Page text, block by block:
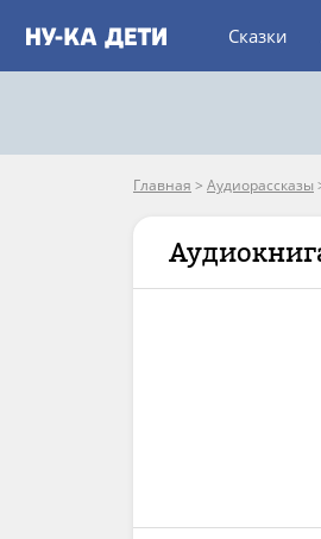
Сказки
Главная > Аудиорассказы